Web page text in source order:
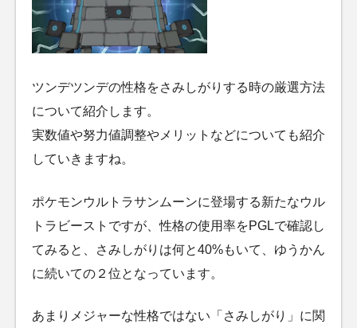
ツンデツンデの性格をさみしがりする時の厳選方法
について紹介します。
実数値や努力値調整やメリットなどについても紹介
していきますね。
ポケモンウルトラサンムーンに登場する新たなウル
トラビーストですが、性格の使用率をPGLで確認し
てみると、さみしがりは何と40%もいて、ゆうかん
に続いての２位となっています。
あまりメジャーな性格ではない「さみしがり」に関